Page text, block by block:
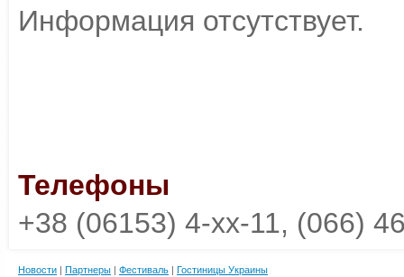
Информация отсутствует.
Телефоны
+38 (06153) 4-xx-11, (066)
Новости | Партнеры | Фестиваль | Гостиницы Украины